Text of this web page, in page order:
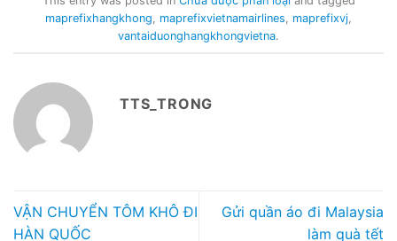
maprefixhangkhong, maprefixvietnamairlines, maprefixvj,
vantaiduonghangkhongvietna.
TTS_TRONG
VẬN CHUYỂN TÔM KHÔ ĐI
HÀN QUỐC
Gửi quần áo đi Malaysia
làm quà tết